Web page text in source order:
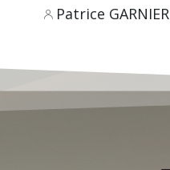
Patrice GARNIER